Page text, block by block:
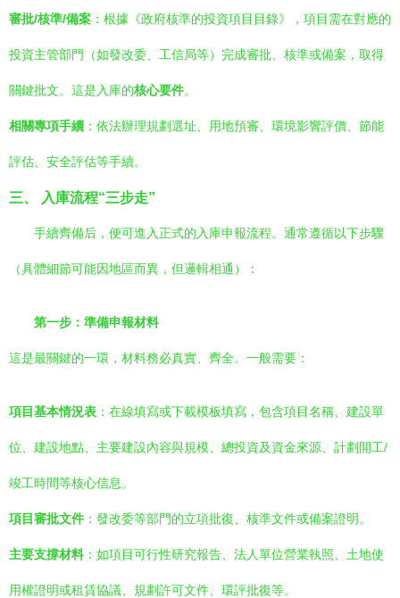
審批/核準/備案 ：根據《政府核準的投資項目目錄》，項目需在對應的
投資主管部門（如發改委、工信局等）完成審批、核準或備案，取得
關鍵批文。這是入庫的核心要件。
相關專項手續 ：依法辦理規劃選址、用地預審、環境影響評價、節能
評估、安全評估等手續。
三、 入庫流程“三步走”
手續齊備后，便可進入正式的入庫申報流程。通常遵循以下步驟
（具體細節可能因地區而異，但邏輯相通）：
第一步：準備申報材料
這是最關鍵的一環，材料務必真實、齊全。一般需要：
項目基本情況表 ：在線填寫或下載模板填寫，包含項目名稱、建設單
位、建設地點、主要建設內容與規模、總投資及資金來源、計劃開工/
竣工時間等核心信息。
項目審批文件 ：發改委等部門的立項批復、核準文件或備案證明。
主要支撐材料 ：如項目可行性研究報告、法人單位營業執照、土地使
用權證明或租賃協議、規劃許可文件、環評批復等。